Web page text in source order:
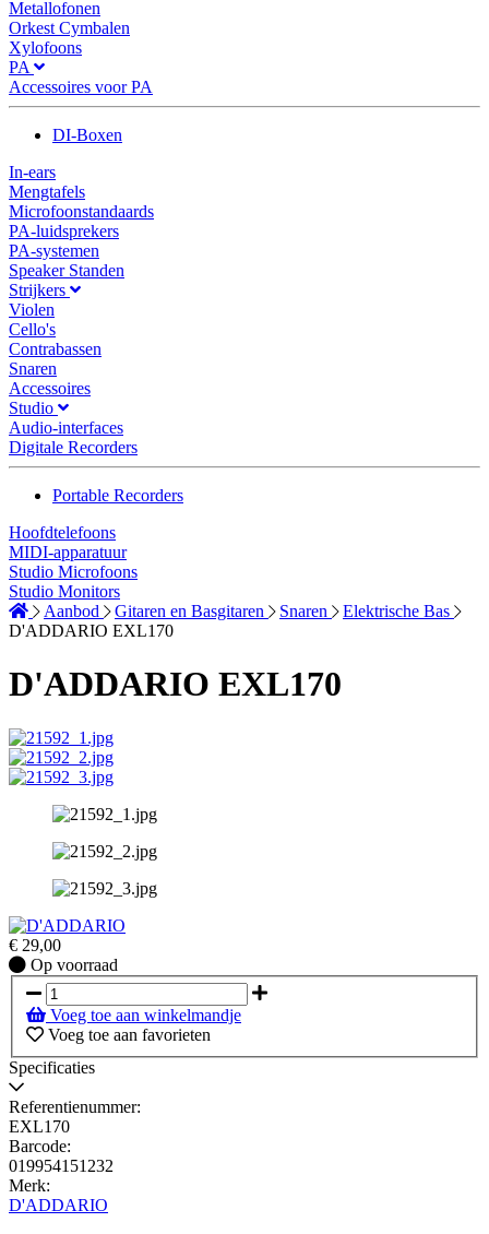
Metallofonen
Orkest Cymbalen
Xylofoons
PA
Accessoires voor PA
DI-Boxen
In-ears
Mengtafels
Microfoonstandaards
PA-luidsprekers
PA-systemen
Speaker Standen
Strijkers
Violen
Cello's
Contrabassen
Snaren
Accessoires
Studio
Audio-interfaces
Digitale Recorders
Portable Recorders
Hoofdtelefoons
MIDI-apparatuur
Studio Microfoons
Studio Monitors
Aanbod
Gitaren en Basgitaren Snaren
Elektrische Bas
D'ADDARIO EXL170
D'ADDARIO EXL170
€ 29,00
Op
voorraad
Op voorraad
Voeg toe aan winkelmandje
Voeg toe aan favorieten
Specificaties
Referentienummer:
EXL170
Barcode:
019954151232
Merk:
D'ADDARIO